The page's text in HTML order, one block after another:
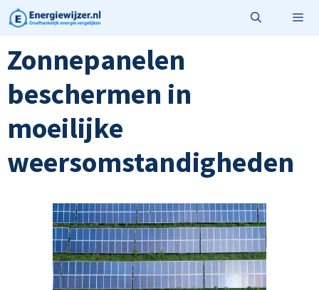
Ga
naar
de
inhoud
Zonnepanelen
beschermen in
moeilijke
weersomstandigheden